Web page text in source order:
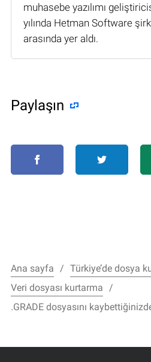
muhasebe yazılımı
yılında Hetman Software
arasında yer aldı.
Paylaşın
Ana sayfa
Türkiye’de dosya
Veri dosyası kurtarma
.GRADE dosyasını